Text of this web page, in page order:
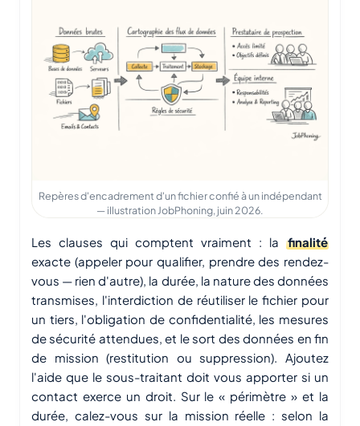
Repères d'encadrement d'un fichier confié à un indépendant
— illustration JobPhoning, juin 2026.
Les clauses qui comptent vraiment : la finalité
exacte (appeler pour qualifier, prendre des rendez-
vous — rien d'autre), la durée, la nature des données
transmises, l'interdiction de réutiliser le fichier pour
un tiers, l'obligation de confidentialité, les mesures
de sécurité attendues, et le sort des données en fin
de mission (restitution ou suppression). Ajoutez
l'aide que le sous-traitant doit vous apporter si un
contact exerce un droit. Sur le « périmètre » et la
durée, calez-vous sur la mission réelle : selon la